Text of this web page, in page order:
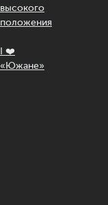
высокого
положения
I ❤️
«Южане»